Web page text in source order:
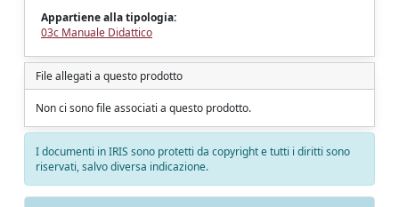
Appartiene alla tipologia:
03c Manuale Didattico
File allegati a questo prodotto
Non ci sono file associati a questo prodotto.
I documenti in IRIS sono protetti da copyright e tutti i diritti sono
riservati, salvo diversa indicazione.